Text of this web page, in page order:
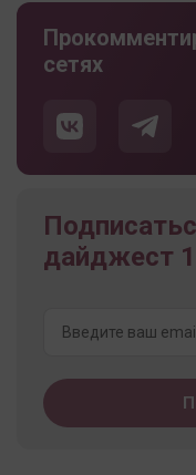
сетях
дайджест